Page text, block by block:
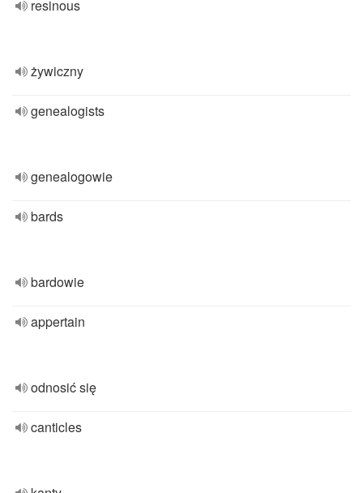
resinous
żywiczny
genealogists
genealogowie
bards
bardowie
appertain
odnosić się
canticles